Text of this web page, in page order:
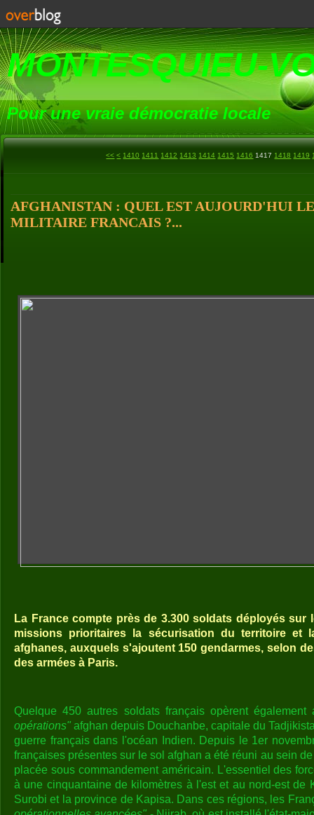
MONTESQUIEU-
Pour une vraie démocratie locale
<< < 1400
1410 1411 1412 1413 1414 1415 1416 1417 1418 1419
AFGHANISTAN : QUEL EST AUJOURD'HUI
MILITAIRE FRANCAIS ?...
La France compte près de 3.300 soldats déployés sur
missions prioritaires la sécurisation du territoire et
afghanes, auxquels s'ajoutent 150 gendarmes, selon
des armées à Paris.
Quelque 450 autres soldats français opèrent
opérations" afghan depuis Douchanbe, capitale du
guerre français dans l'océan Indien. Depuis le 1er
françaises présentes sur le sol afghan a été réuni au sein
placée sous commandement américain. L'essentiel des
à une cinquantaine de kilomètres à l'est et au nord-est de
Surobi et la province de Kapisa. Dans ces régions, les